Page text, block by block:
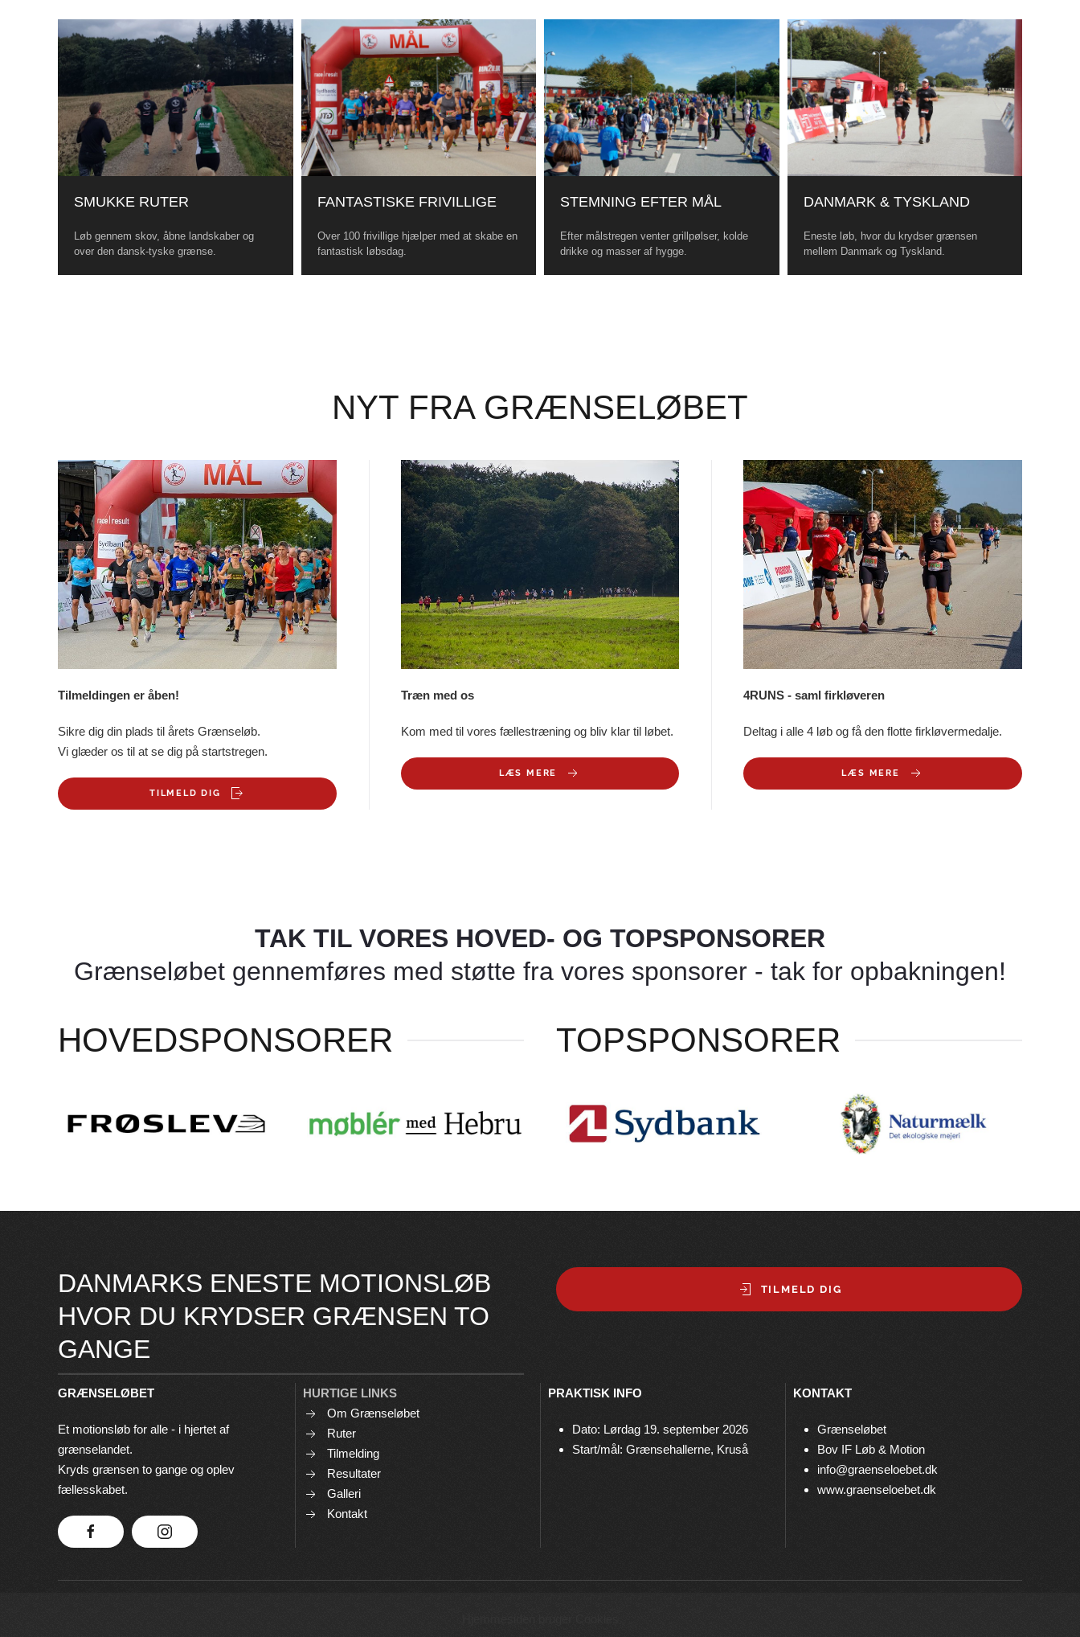
SMUKKE RUTER
Løb gennem skov, åbne landskaber og
over den dansk-tyske grænse.
FANTASTISKE FRIVILLIGE
Over 100 frivillige hjælper med at skabe en
fantastisk løbsdag.
STEMNING EFTER MÅL
Efter målstregen venter grillpølser, kolde
drikke og masser af hygge.
DANMARK & TYSKLAND
Eneste løb, hvor du krydser grænsen
mellem Danmark og Tyskland.
NYT FRA GRÆNSELØBET
Tilmeldingen er åben!
Sikre dig din plads til årets Grænseløb.
Vi glæder os til at se dig på startstregen.
TILMELD DIG
Træn med os
Kom med til vores fællestræning og bliv klar til løbet.
LÆS MERE
4RUNS - saml firkløveren
Deltag i alle 4 løb og få den flotte firkløvermedalje.
LÆS MERE
TAK TIL VORES HOVED- OG TOPSPONSORER
Grænseløbet gennemføres med støtte fra vores sponsorer - tak for opbakningen!
HOVEDSPONSORER TOPSPONSORER
DANMARKS ENESTE MOTIONSLØB
HVOR DU KRYDSER GRÆNSEN TO
GANGE
TILMELD DIG
GRÆNSELØBET
Et motionsløb for alle - i hjertet af
grænselandet.
Kryds grænsen to gange og oplev
fællesskabet.
HURTIGE LINKS
Om Grænseløbet
Ruter
Tilmelding
Resultater
Galleri
Kontakt
PRAKTISK INFO
Dato: Lørdag 19. september 2026
Start/mål: Grænsehallerne, Kruså
KONTAKT
Grænseløbet
Bov IF Løb & Motion
info@graenseloebet.dk
www.graenseloebet.dk